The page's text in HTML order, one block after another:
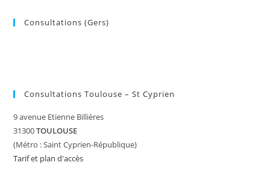
Consultations (Gers)
Consultations Toulouse – St Cyprien
9 avenue Etienne Billières
31300TOULOUSE
(Métro : Saint Cyprien-République)
Tarif et plan d'accès